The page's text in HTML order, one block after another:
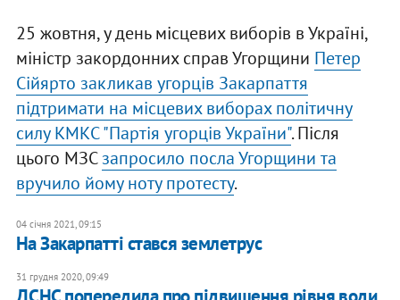
25 жовтня, у день місцевих виборів в Україні,
міністр закордонних справ Угорщини Петер
Сійярто закликав угорців Закарпаття
підтримати на місцевих виборах політичну
силу КМКС "Партія угорців України". Після
цього МЗСзапросило посла Угорщини та
вручило йому ноту протесту.
04 січня 2021, 09:15
На Закарпатті стався землетрус
31 грудня 2020, 09:49